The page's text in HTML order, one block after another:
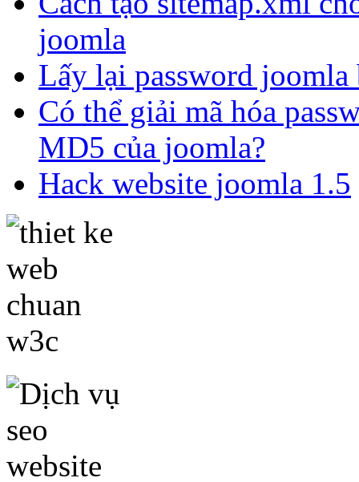
joomla
Lấy lại password joomla
Có thể giải mã hóa
MD5 của joomla?
Hack website joomla 1.5